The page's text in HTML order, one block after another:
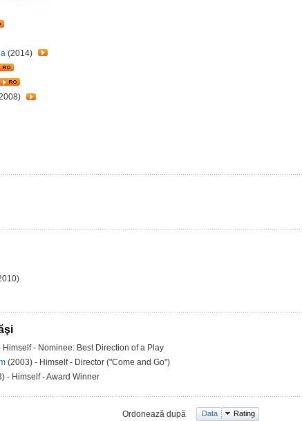
(2014)
Himself - Nominee: Best Direction of a Play
(2003) - Himself - Director ("Come and Go")
- Himself - Award Winner
Ordonează după Data Rating